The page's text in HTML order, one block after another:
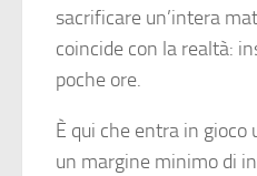
sacrificare un’intera
coincide con la realtà:
poche ore.
È qui che entra in
un margine minimo di